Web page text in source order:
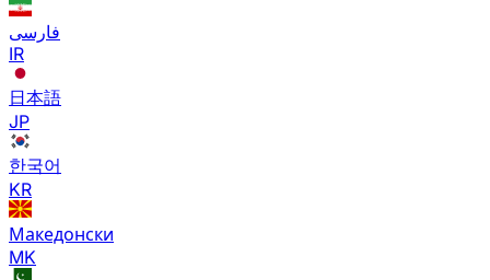
فارسی
IR
日本語
JP
한국어
KR
Македонски
MK